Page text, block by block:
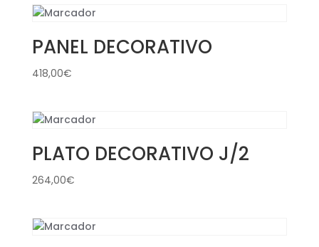
PANEL DECORATIVO
418,00€
PLATO DECORATIVO J/2
264,00€